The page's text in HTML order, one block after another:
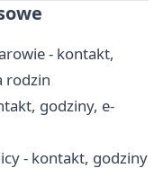
- kontakt,
rodzin
godziny, e-
- kontakt, godziny